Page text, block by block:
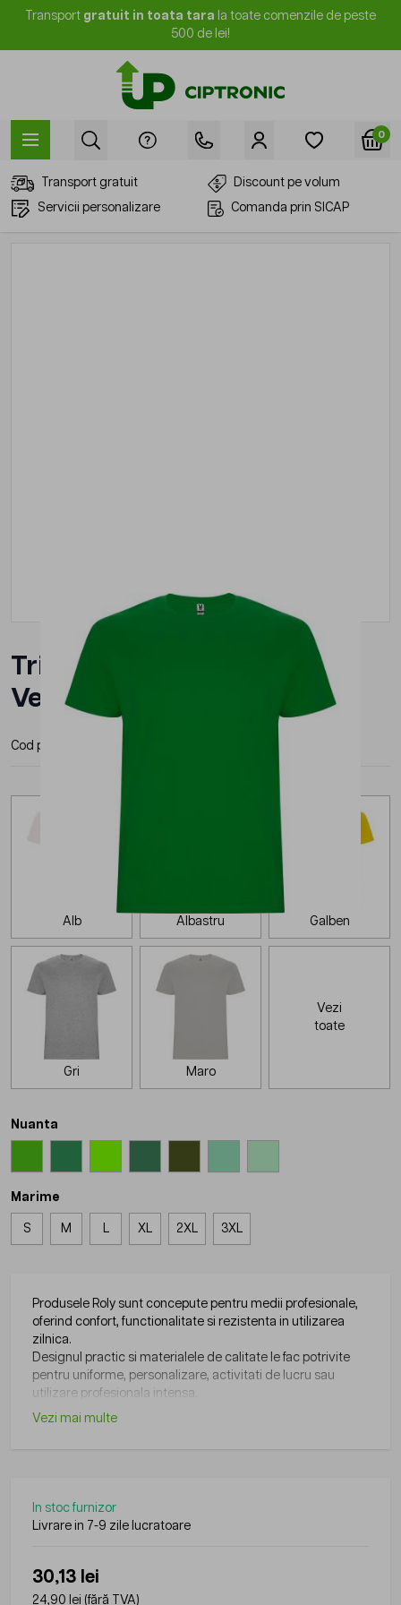
Mergi la Conținut
Transport gratuit in toata tara la toate comenzile de peste
500 de lei!
0
Transport gratuit
Discount pe volum
Servicii personalizare
Comanda prin SICAP
Tricou Roly Stafford Barbat
Verde
Cod produs: CA6681211
Alb Albastru Galben
Gri Maro
Vezi
toate
Nuanta
Marime
S M XL 2XL 3XL
Produsele Roly sunt concepute pentru medii profesionale,
oferind confort, functionalitate si rezistenta in utilizarea
zilnica.
Designul practic si materialele de calitate le fac potrivite
pentru uniforme, personalizare, activitati de lucru sau
utilizare profesionala intensa.
Vezi mai multe
In stoc furnizor
Livrare in 7-9 zile lucratoare
30,13 lei
24,90 lei (fără TVA)